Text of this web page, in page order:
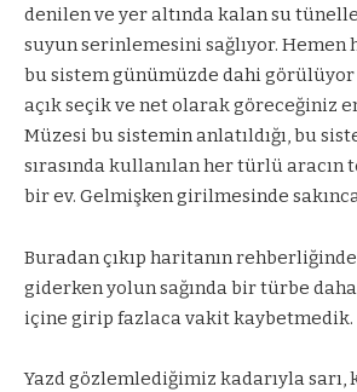
denilen ve yer altında kalan su
suyun serinlemesini sağlıyor. Hemen
bu sistem günümüzde dahi görülüyor
açık seçik ve net olarak göreceğiniz
Müzesi bu sistemin anlatıldığı, bu
sırasında kullanılan her türlü
bir ev. Gelmişken girilmesinde
Buradan çıkıp haritanın
giderken yolun sağında bir türbe
içine girip fazlaca vakit kaybetmedik.
Yazd gözlemlediğimiz kadarıyla sarı,